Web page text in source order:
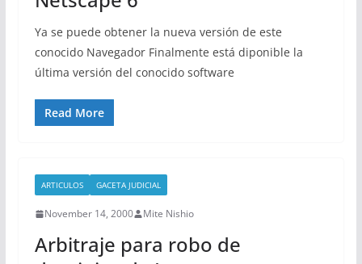
Ya se puede obtener la nueva versión de este
conocido Navegador Finalmente está diponible la
última versión del conocido software
Read More
ARTICULOS GACETA JUDICIAL
November 14, 2000 Mite Nishio
Arbitraje para robo de